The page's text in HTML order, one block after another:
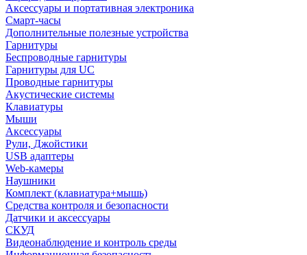
Аксессуары и портативная электроника
Смарт-часы
Дополнительные полезные устройства
Гарнитуры
Беспроводные гарнитуры
Гарнитуры для UC
Проводные гарнитуры
Акустические системы
Клавиатуры
Мыши
Аксессуары
Рули, Джойстики
USB адаптеры
Web-камеры
Наушники
Комплект (клавиатура+мышь)
Средства контроля и безопасности
Датчики и аксессуары
СКУД
Видеонаблюдение и контроль среды